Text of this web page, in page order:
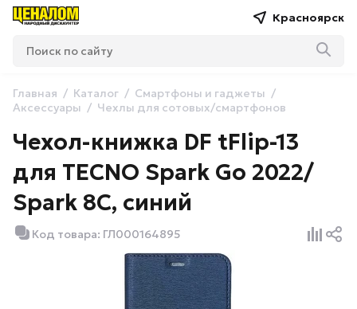
Красноярск
Главная Каталог
Смартфоны и гаджеты
Аксессуары
Чехлы для сотовых/смартфонов
Чехол-книжка DF tFlip-13
для TECNO Spark Go 2022/
Spark 8C, синий
Код товара: ГЛ000164895